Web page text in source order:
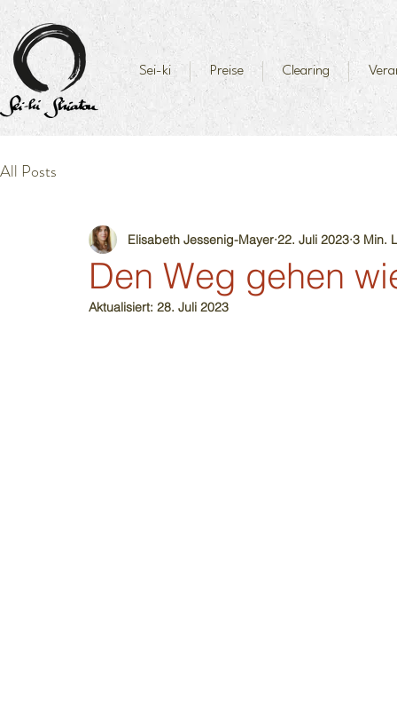
Sei-ki Preise Clearing
All Posts
Den Weg gehen
Elisabeth Jessenig-Mayer 22. Juli 2023 3 Min.
Aktualisiert: 28. Juli 2023